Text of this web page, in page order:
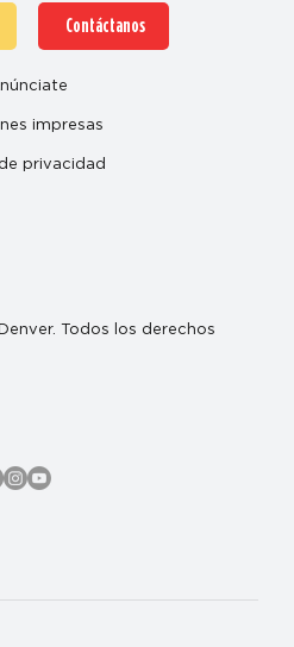
Contáctanos
impresas
privacidad
Todos los derechos